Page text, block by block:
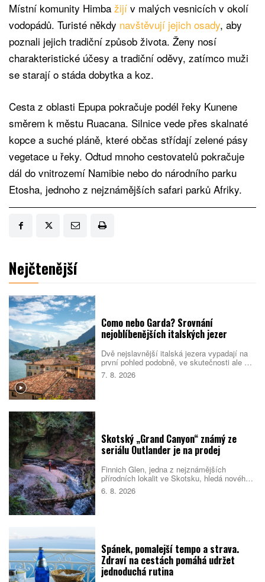
Místní komunity Himba žijí v malých vesnicích v okolí
vodopádů. Turisté někdy navštěvují jejich osady, aby
poznali jejich tradiční způsob života. Ženy nosí
charakteristické účesy a tradiční oděvy, zatímco muži
se starají o stáda dobytka a koz.
Cesta z oblasti Epupa pokračuje podél řeky Kunene
směrem k městu Ruacana. Silnice vede přes skalnaté
kopce a suché pláně, které občas střídají zelené pásy
vegetace u řeky. Odtud mnoho cestovatelů pokračuje
dál do vnitrozemí Namibie nebo do národního parku
Etosha, jednoho z nejznámějších safari parků Afriky.
Nejčtenější
Como nebo Garda? Srovnání
nejoblíbenějších italských jezer
Dvě nejslavnější italská jezera vypadají na
první pohled podobně, ve skutečnosti ale cílí
na jiné cestovatele. Como staví na eleganci,
vilách a klidnější atmosféře. Garda je větší,
7. 8. 2026
Skotský „Grand Canyon“ známý ze
seriálu Outlander je na prodej
Finnich Glen, jedna z nejznámějších
přírodních lokalit ve Skotsku, hledá nového
majitele. Soutěsku proslavil seriál Outlander,
ale objevila se i v dalších filmech a
6. 8. 2026
Spánek, pomalejší tempo a strava.
Zdraví na cestách pomáhá udržet
jednoduchá rutina